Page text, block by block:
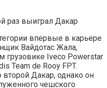
впервые в карьере
Вайдотас Жала,
грузовике Iveco Powerstar
Team de Rooy FPT.
Дакар, однако он
чешского